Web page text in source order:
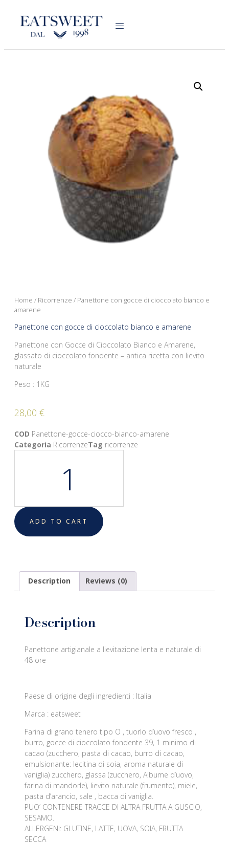
Home / Ricorrenze / Panettone con gocce di cioccolato bianco e
amarene
Panettone con gocce di cioccolato bianco e amarene
Panettone con Gocce di Cioccolato Bianco e Amarene,
glassato di cioccolato fondente – antica ricetta con lievito
naturale
Peso : 1KG
28,00 €
COD Panettone-gocce-ciocco-bianco-amarene
Categoria RicorrenzeTag ricorrenze
ADD TO CART
Description Reviews (0)
Description
Panettone artigianale a lievitazione lenta e naturale di
48 ore
Paese di origine degli ingredienti : Italia
Marca : eatsweet
Farina di grano tenero tipo O , tuorlo d’uovo fresco ,
burro, gocce di cioccolato fondente 39, 1 minimo di
cacao (zucchero, pasta di cacao, burro di cacao,
emulsionante: lecitina di soia, aroma naturale di
vaniglia) zucchero, glassa (zucchero, Albume d’uovo,
farina di mandorle), lievito naturale (frumento), miele,
pasta d’arancio, sale , bacca di vaniglia.
PUO’ CONTENERE TRACCE DI ALTRA FRUTTA A GUSCIO,
SESAMO.
ALLERGENI: GLUTINE, LATTE, UOVA, SOIA, FRUTTA
SECCA